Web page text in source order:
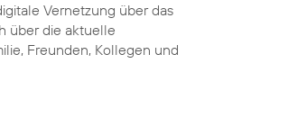
Vernetzung über das
über die aktuelle
Freunden, Kollegen und